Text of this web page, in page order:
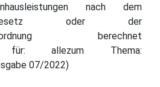
nach dem
oder der
berechnet
für: allezum Thema:
07/2022)